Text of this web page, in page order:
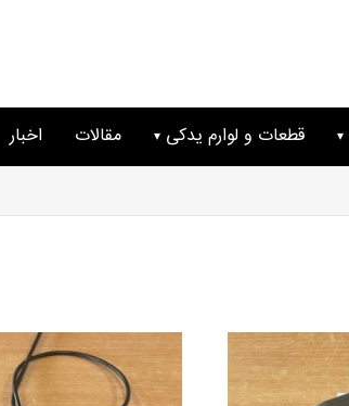
قطعات و لوارم یدکی مقالات اخبار